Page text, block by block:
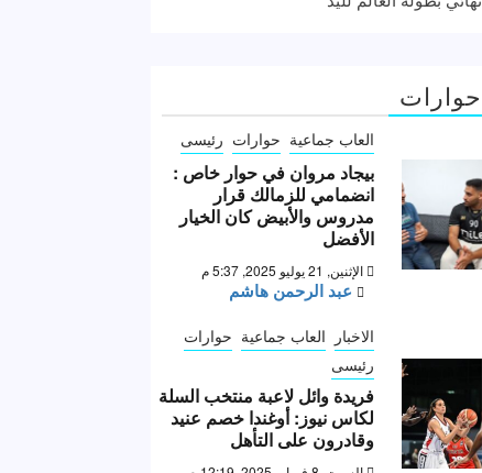
حوارات
العاب جماعية حوارات رئيسى
بيجاد مروان في حوار خاص :
انضمامي للزمالك قرار
مدروس والأبيض كان الخيار
الأفضل
الإثنين, 21 يوليو 2025, 5:37 م
عبد الرحمن هاشم
الاخبار العاب جماعية حوارات
رئيسى
فريدة وائل لاعبة منتخب السلة
لكاس نيوز: أوغندا خصم عنيد
وقادرون على التأهل